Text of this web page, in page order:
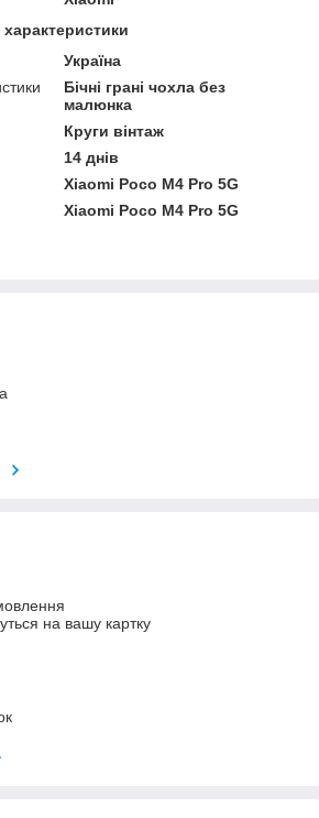
Україна
Бічні грані чохла без
малюнка
Круги вінтаж
14 днів
Xiaomi Poco M4 Pro 5G
Xiaomi Poco M4 Pro 5G
на вашу картку